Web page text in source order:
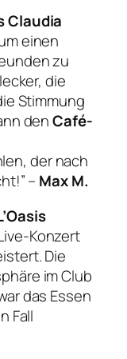
Claudia
einen
zu
die
Stimmung
denCafé-
der nach
– Max M.
Konzert
Die
im Club
das Essen
Fall